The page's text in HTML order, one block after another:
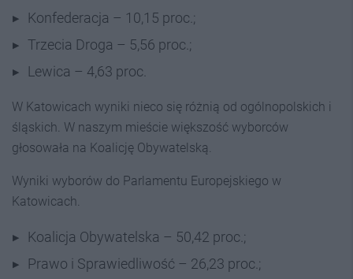
Konfederacja – 10,15 proc.;
Trzecia Droga – 5,56 proc.;
Lewica – 4,63 proc.
W Katowicach wyniki nieco się różnią od ogólnopolskich i
śląskich. W naszym mieście większość wyborców
głosowała na Koalicję Obywatelską.
Wyniki wyborów do Parlamentu Europejskiego w
Katowicach.
Koalicja Obywatelska – 50,42 proc.;
Prawo i Sprawiedliwość – 26,23 proc.;